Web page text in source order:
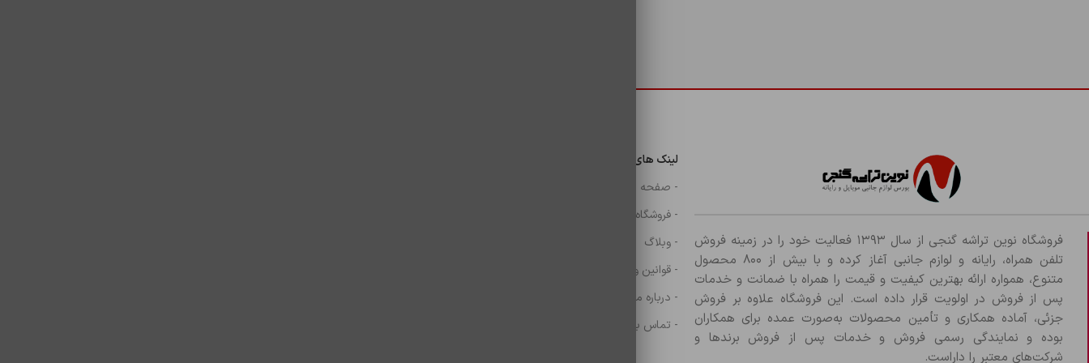
فروشگاه نوین تراشه گنجی از سال ۱۳۹۳ فعالیت خود را در زمینه فروش
تلفن همراه، رایانه و لوازم جانبی آغاز کرده و با بیش از ۸۰۰ محصول
متنوع، همواره ارائه بهترین کیفیت و قیمت را همراه با ضمانت و خدمات
پس از فروش در اولویت قرار داده است. این فروشگاه علاوه بر فروش
جزئی، آماده همکاری و تأمین محصولات به‌صورت عمده برای همکاران
بوده و نمایندگی رسمی فروش و خدمات پس از فروش برندها و
شرکت‌های معتبر را داراست.
لینک های مهم
- صفحه اصلی
- فروشگاه
- وبلاگ
- قوانین و مقررات
- درباره ما
- تماس با ما